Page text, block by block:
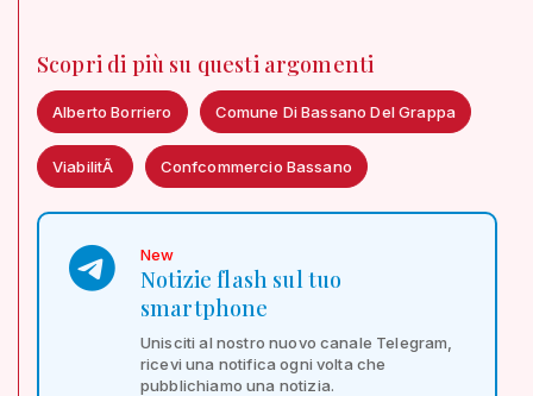
Scopri di più su questi argomenti
Alberto Borriero Comune Di Bassano Del Grappa
ViabilitÃ Confcommercio Bassano
New
Notizie flash sul tuo
smartphone
Unisciti al nostro nuovo canale Telegram,
ricevi una notifica ogni volta che
pubblichiamo una notizia.